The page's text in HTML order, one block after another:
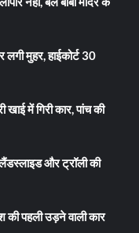
मुहर, हाईकोर्ट 30
में गिरी कार, पांच की
और ट्रॉली की
की पहली उड़ने वाली कार